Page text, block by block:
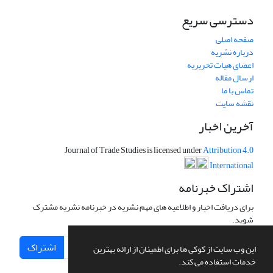
این وب سایت از کوکی ها برای اطمینان از ارائه بهترین
خدمات استفاده می کند.
دسترسی سریع
صفحه اصلی
درباره نشریه
اعضای هیات تحریریه
ارسال مقاله
تماس با ما
نقشه سایت
آخرین اخبار
Journal of Trade Studies is licensed underAttribution 4.0
International
اشتراک خبرنامه
برای دریافت اخبار و اطلاعیه های مهم نشریه در خبرنامه نشریه مشترک
شوید.
اشتراک